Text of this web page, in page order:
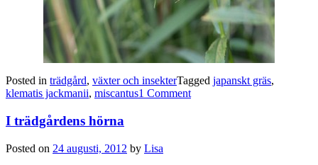
Posted in trädgård, växter och insekterTagged japanskt gräs,
klematis jackmanii, miscantus1 Comment
I trädgårdens hörna
Posted on 24 augusti, 2012 by Lisa